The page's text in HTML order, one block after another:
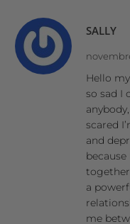
SALLY
Hello
so sad I
scared
and
a
me